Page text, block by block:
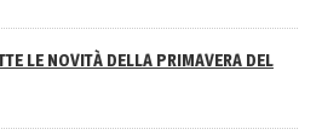
LE NOVITÀ DELLA PRIMAVERA DEL